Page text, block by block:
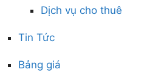
Dịch vụ cho thuê
Tin Tức
Bảng giá